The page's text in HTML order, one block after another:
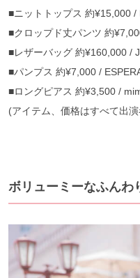
■ニットトップス 約¥15,000 /
■クロップド丈パンツ 約
■レザーバッグ 約¥160,000 /
■パンプス 約¥7,000 /
■ロングピアス 約¥3,500 /
(アイテム、価格はすべて出
ボリューミーなふんわ